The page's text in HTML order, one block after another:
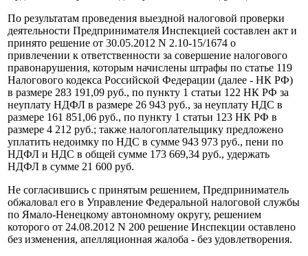
По результатам проведения выездной налоговой проверки
деятельности Предпринимателя Инспекцией составлен акт и
принято решение от 30.05.2012 N 2.10-15/1674 о
привлечении к ответственности за совершение налогового
правонарушения, которым начислены штрафы по статье 119
Налогового кодекса Российской Федерации (далее - НК РФ)
в размере 283 191,09 руб., по пункту 1 статьи 122 НК РФ за
неуплату НДФЛ в размере 26 943 руб., за неуплату НДС в
размере 161 851,06 руб., по пункту 1 статьи 123 НК РФ в
размере 4 212 руб.; также налогоплательщику предложено
уплатить недоимку по НДС в сумме 943 973 руб., пени по
НДФЛ и НДС в общей сумме 173 669,34 руб., удержать
НДФЛ в сумме 21 600 руб.
Не согласившись с принятым решением, Предприниматель
обжаловал его в Управление Федеральной налоговой службы
по Ямало-Ненецкому автономному округу, решением
которого от 24.08.2012 N 200 решение Инспекции оставлено
без изменения, апелляционная жалоба - без удовлетворения.